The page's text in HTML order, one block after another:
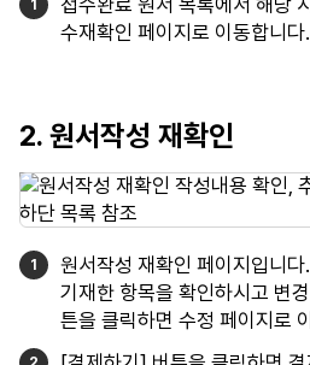
접수완료 원서 목록에서 해당
수재확인 페이지로 이동합니다.
2. 원서작성 재확인
원서작성 재확인 페이지입니다.
기재한 항목을 확인하시고 변
튼을 클릭하면 수정 페이지로